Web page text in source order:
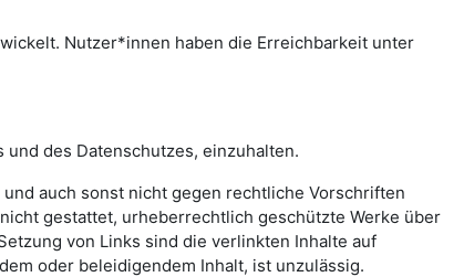
Nutzer*innen haben die Erreichbarkeit unter
des Datenschutzes, einzuhalten.
auch sonst nicht gegen rechtliche Vorschriften
gestattet, urheberrechtlich geschützte Werke über
von Links sind die verlinkten Inhalte auf
oder beleidigendem Inhalt, ist unzulässig.